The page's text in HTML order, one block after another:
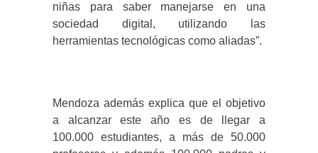
niñas para saber manejarse en una
sociedad digital, utilizando las
herramientas tecnológicas como aliadas”.
Mendoza además explica que el objetivo
a alcanzar este año es de llegar a
100.000 estudiantes, a más de 50.000